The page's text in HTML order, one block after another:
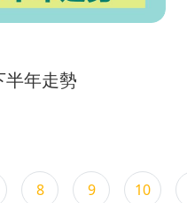
半年走勢
8 9 10